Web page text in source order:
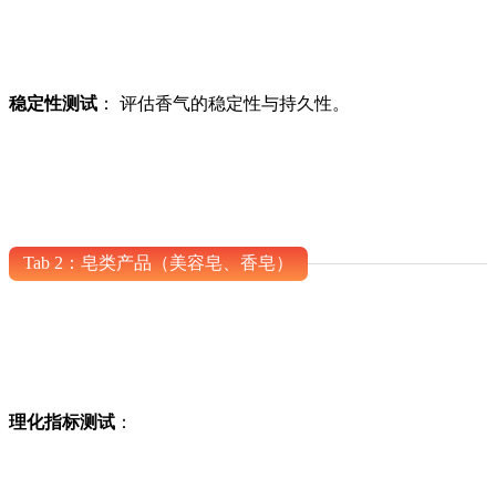
稳定性测试 ： 评估香气的稳定性与持久性。
Tab 2：皂类产品（美容皂、香皂）
理化指标测试 ：